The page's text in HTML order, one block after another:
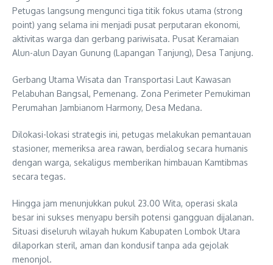
Petugas langsung mengunci tiga titik fokus utama (strong
point) yang selama ini menjadi pusat perputaran ekonomi,
aktivitas warga dan gerbang pariwisata. Pusat Keramaian
Alun-alun Dayan Gunung (Lapangan Tanjung), Desa Tanjung.
Gerbang Utama Wisata dan Transportasi Laut Kawasan
Pelabuhan Bangsal, Pemenang. Zona Perimeter Pemukiman
Perumahan Jambianom Harmony, Desa Medana.
Dilokasi-lokasi strategis ini, petugas melakukan pemantauan
stasioner, memeriksa area rawan, berdialog secara humanis
dengan warga, sekaligus memberikan himbauan Kamtibmas
secara tegas.
Hingga jam menunjukkan pukul 23.00 Wita, operasi skala
besar ini sukses menyapu bersih potensi gangguan dijalanan.
Situasi diseluruh wilayah hukum Kabupaten Lombok Utara
dilaporkan steril, aman dan kondusif tanpa ada gejolak
menonjol.